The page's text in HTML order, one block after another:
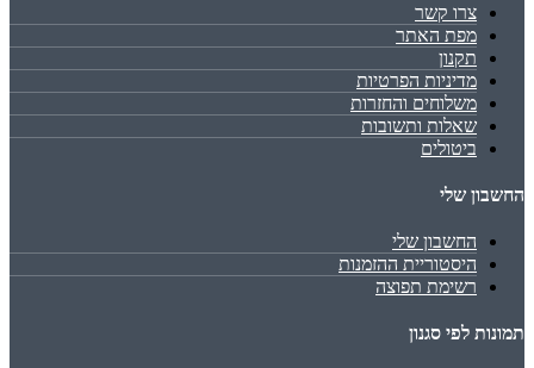
צרו קשר
מפת האתר
תקנון
מדיניות הפרטיות
משלוחים והחזרות
שאלות ותשובות
ביטולים
החשבון שלי
החשבון שלי
היסטוריית ההזמנות
רשימת תפוצה
תמונות לפי סגנון